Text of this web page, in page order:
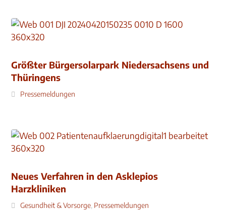
Größter Bürgersolarpark Niedersachsens und
Thüringens
Pressemeldungen
Neues Verfahren in den Asklepios
Harzkliniken
Gesundheit & Vorsorge, Pressemeldungen